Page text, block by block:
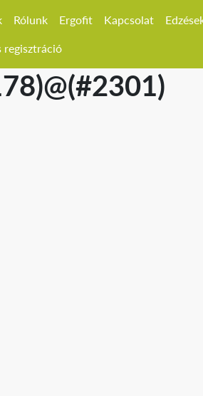
Rólunk Ergofit Kapcsolat
regisztráció